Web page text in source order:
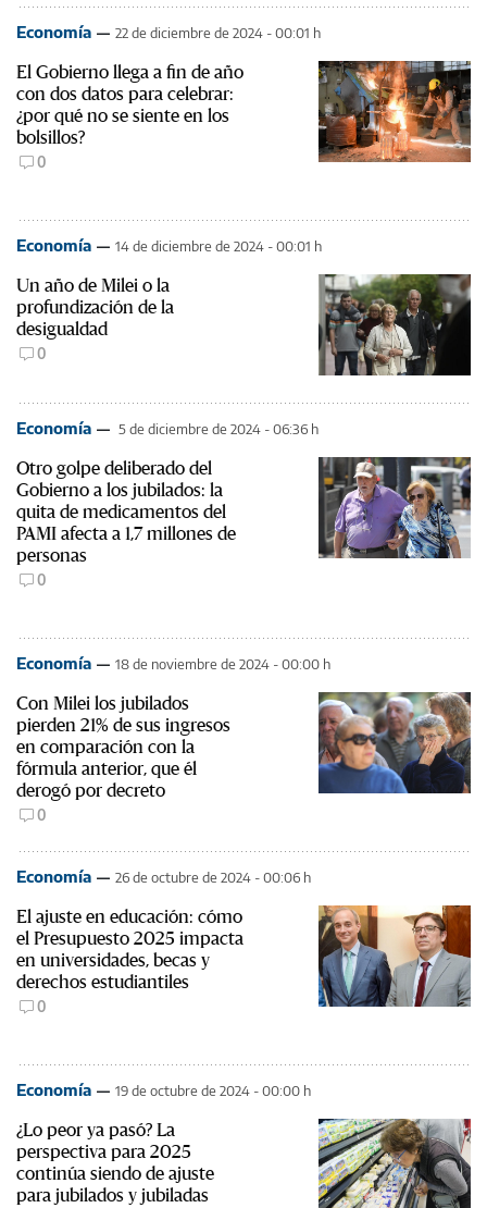
Economía 22 de diciembre de 2024 - 00:01 h
El Gobierno llega a fin de año
con dos datos para celebrar:
¿por qué no se siente en los
bolsillos?
0
Economía 14 de diciembre de 2024 - 00:01 h
Un año de Milei o la
profundización de la
desigualdad
0
Economía 5 de diciembre de 2024 - 06:36 h
Otro golpe deliberado del
Gobierno a los jubilados: la
quita de medicamentos del
PAMI afecta a 1,7 millones de
personas
0
Economía 18 de noviembre de 2024 - 00:00 h
Con Milei los jubilados
pierden 21% de sus ingresos
en comparación con la
fórmula anterior, que él
derogó por decreto
0
Economía 26 de octubre de 2024 - 00:06 h
El ajuste en educación: cómo
el Presupuesto 2025 impacta
en universidades, becas y
derechos estudiantiles
0
Economía 19 de octubre de 2024 - 00:00 h
¿Lo peor ya pasó? La
perspectiva para 2025
continúa siendo de ajuste
para jubilados y jubiladas